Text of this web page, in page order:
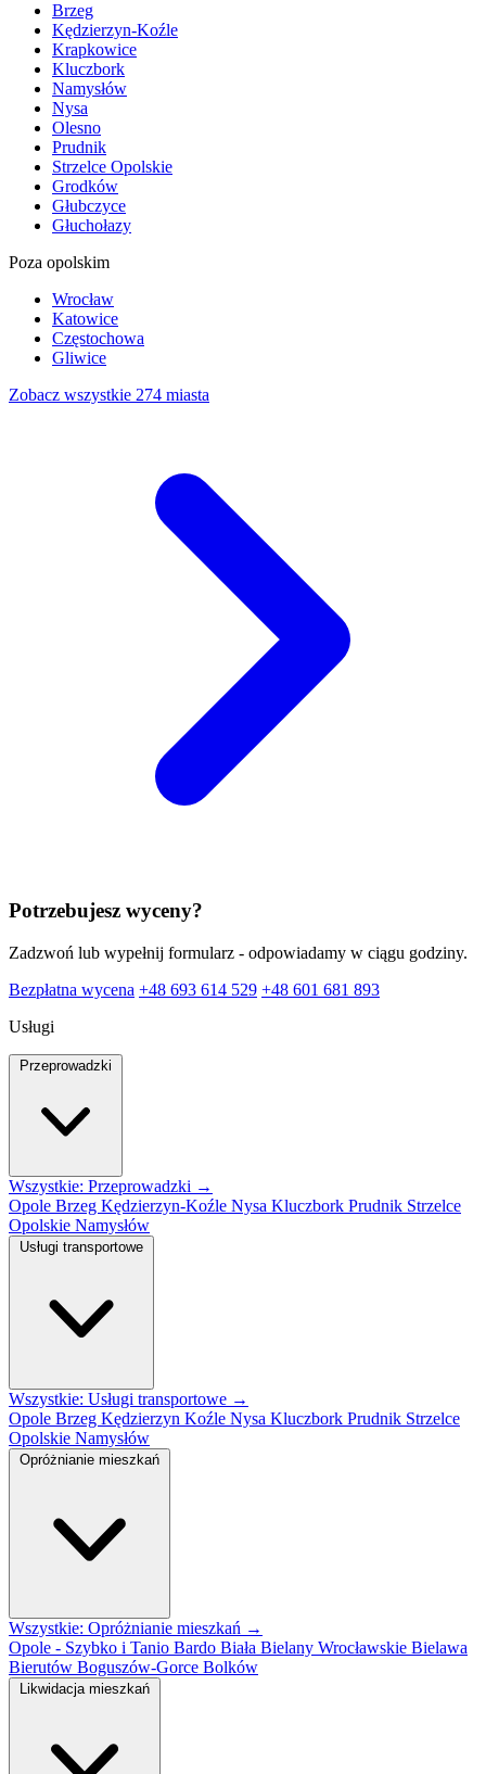
Brzeg
Kędzierzyn-Koźle
Krapkowice
Kluczbork
Namysłów
Nysa
Olesno
Prudnik
Strzelce Opolskie
Grodków
Głubczyce
Głuchołazy
Poza opolskim
Wrocław
Katowice
Częstochowa
Gliwice
Zobacz wszystkie 274 miasta
Potrzebujesz wyceny?
Zadzwoń lub wypełnij formularz - odpowiadamy w ciągu godziny.
Bezpłatna wycena +48 693 614 529 +48 601 681 893
Usługi
Przeprowadzki
Wszystkie: Przeprowadzki →
Opole Brzeg Kędzierzyn-Koźle Nysa Kluczbork Prudnik Strzelce
Opolskie Namysłów
Usługi transportowe
Wszystkie: Usługi transportowe →
Opole Brzeg Kędzierzyn Koźle Nysa Kluczbork Prudnik Strzelce
Opolskie Namysłów
Opróżnianie mieszkań
Wszystkie: Opróżnianie mieszkań →
Opole - Szybko i Tanio Bardo Biała Bielany Wrocławskie Bielawa
Bierutów Boguszów-Gorce Bolków
Likwidacja mieszkań